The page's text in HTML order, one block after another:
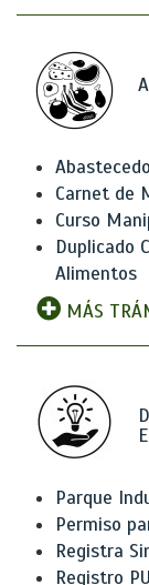
Carnet de
Curso
Duplicado
Alimentos
MÁS
Parque
Permiso
Registra
Registro